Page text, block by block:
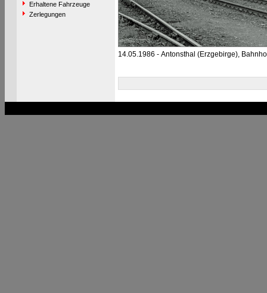
Erhaltene Fahrzeuge
Zerlegungen
14.05.1986 - Antonsthal (Erzgebirge),